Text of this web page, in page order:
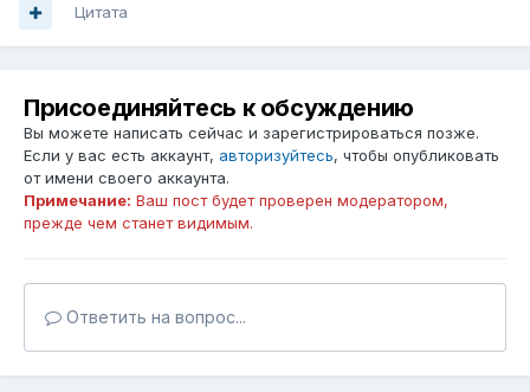
Цитата
Присоединяйтесь к обсуждению
Вы можете написать сейчас и зарегистрироваться позже.
Если у вас есть аккаунт, авторизуйтесь, чтобы опубликовать
от имени своего аккаунта.
Примечание: Ваш пост будет проверен модератором,
прежде чем станет видимым.
Ответить на вопрос...